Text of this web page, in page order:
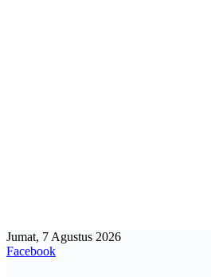
Jumat, 7 Agustus 2026
Facebook